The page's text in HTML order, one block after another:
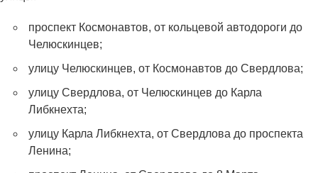
проспект Космонавтов, от кольцевой автодороги до
Челюскинцев;
улицу Челюскинцев, от Космонавтов до Свердлова;
улицу Свердлова, от Челюскинцев до Карла
Либкнехта;
улицу Карла Либкнехта, от Свердлова до проспекта
Ленина;